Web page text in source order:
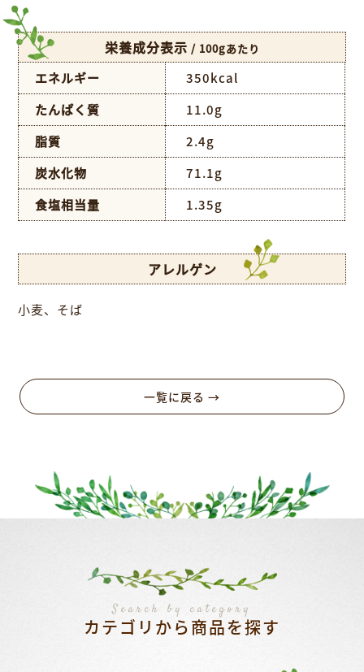
栄養成分表示 / 100gあたり
エネルギー
350kcal
たんぱく質
11.0g
脂質
2.4g
炭水化物
71.1g
食塩相当量
1.35g
アレルゲン
小麦、そば
一覧に戻る →
Search by category
カテゴリから商品を探す